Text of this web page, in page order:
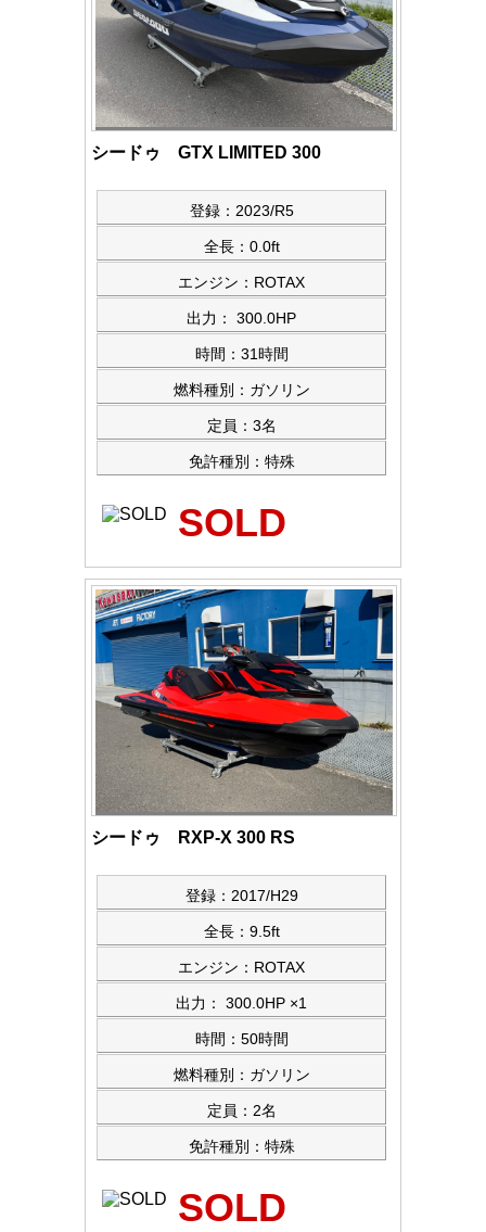
シードゥ GTX LIMITED 300
登録：2023/R5
全長：0.0ft
エンジン：ROTAX
出力： 300.0HP
時間：31時間
燃料種別：ガソリン
定員：3名
免許種別：特殊
SOLD
シードゥ RXP-X 300 RS
登録：2017/H29
全長：9.5ft
エンジン：ROTAX
出力： 300.0HP ×1
時間：50時間
燃料種別：ガソリン
定員：2名
免許種別：特殊
SOLD